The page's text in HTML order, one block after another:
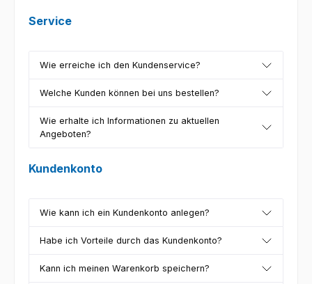
Service
Wie erreiche ich den Kundenservice?
Welche Kunden können bei uns bestellen?
Wie erhalte ich Informationen zu aktuellen
Angeboten?
Kundenkonto
Wie kann ich ein Kundenkonto anlegen?
Habe ich Vorteile durch das Kundenkonto?
Kann ich meinen Warenkorb speichern?